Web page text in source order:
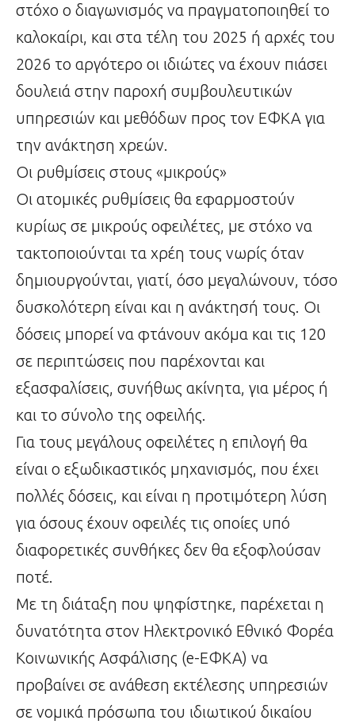
στόχο ο διαγωνισμός να πραγματοποιηθεί το
καλοκαίρι, και στα τέλη του 2025 ή αρχές του
2026 το αργότερο οι ιδιώτες να έχουν πιάσει
δουλειά στην παροχή συμβουλευτικών
υπηρεσιών και μεθόδων προς τον ΕΦΚΑ για
την ανάκτηση χρεών.
Οι ρυθμίσεις στους «μικρούς»
Οι ατομικές ρυθμίσεις θα εφαρμοστούν
κυρίως σε μικρούς οφειλέτες, με στόχο να
τακτοποιούνται τα χρέη τους νωρίς όταν
δημιουργούνται, γιατί, όσο μεγαλώνουν, τόσο
δυσκολότερη είναι και η ανάκτησή τους. Οι
δόσεις μπορεί να φτάνουν ακόμα και τις 120
σε περιπτώσεις που παρέχονται και
εξασφαλίσεις, συνήθως ακίνητα, για μέρος ή
και το σύνολο της οφειλής.
Για τους μεγάλους οφειλέτες η επιλογή θα
είναι ο εξωδικαστικός μηχανισμός, που έχει
πολλές δόσεις, και είναι η προτιμότερη λύση
για όσους έχουν οφειλές τις οποίες υπό
διαφορετικές συνθήκες δεν θα εξοφλούσαν
ποτέ.
Με τη διάταξη που ψηφίστηκε, παρέχεται η
δυνατότητα στον Ηλεκτρονικό Εθνικό Φορέα
Κοινωνικής Ασφάλισης (e-ΕΦΚΑ) να
προβαίνει σε ανάθεση εκτέλεσης υπηρεσιών
σε νομικά πρόσωπα του ιδιωτικού δικαίου